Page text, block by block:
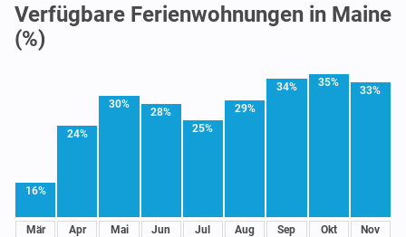
Verfügbare Ferienwohnungen in Maine
(%)
16%
Mär
24%
Apr
30%
Mai
28%
Jun
25%
Jul
29%
Aug
34%
Sep
35%
Okt
33%
Nov